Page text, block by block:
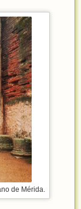
de Mérida.